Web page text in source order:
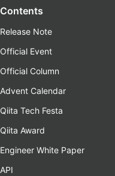
Contents
Release Note
Official Event
Official Column
Advent Calendar
Qiita Tech Festa
Qiita Award
Engineer White Paper
API